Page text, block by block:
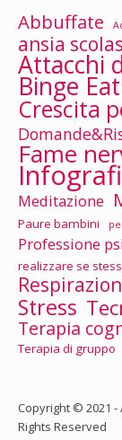
Abbuffate
ansia
Attacchi
Binge
Crescita
Fame
Meditazione
Paure bambini
Professione
realizzare se
Stress
Terapia
Terapia di gruppo
Copyright © 2021 -
Rights Reserved